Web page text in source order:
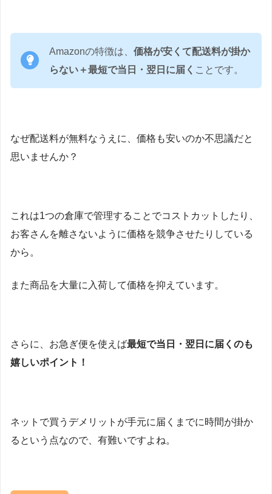
Amazonの特徴は、 価格が安くて配送料が掛か
らない＋最短で当日・翌日に届く ことです。
なぜ配送料が無料なうえに、価格も安いのか不思議だと
思いませんか？
これは1つの倉庫で管理することでコストカットしたり、
お客さんを離さないように価格を競争させたりしている
から。
また商品を大量に入荷して価格を抑えています。
さらに、お急ぎ便を使えば最短で当日・翌日に届くのも
嬉しいポイント！
ネットで買うデメリットが手元に届くまでに時間が掛か
るという点なので、有難いですよね。